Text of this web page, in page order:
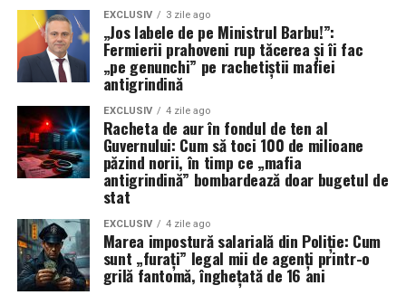
EXCLUSIV 3 zile ago
„Jos labele de pe Ministrul Barbu!”:
Fermierii prahoveni rup tăcerea și îi fac
„pe genunchi” pe rachetiștii mafiei
antigrindină
EXCLUSIV 4 zile ago
Racheta de aur în fondul de ten al
Guvernului: Cum să toci 100 de milioane
păzind norii, în timp ce „mafia
antigrindină” bombardează doar bugetul de
stat
EXCLUSIV 4 zile ago
Marea impostură salarială din Poliție: Cum
sunt „furați” legal mii de agenți printr-o
grilă fantomă, înghețată de 16 ani